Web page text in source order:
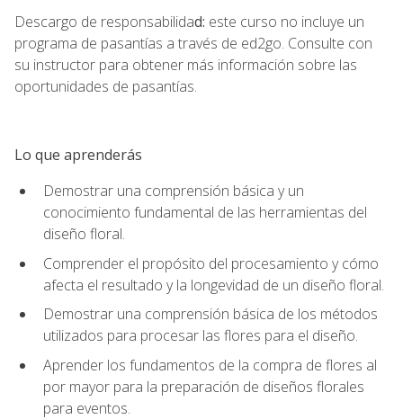
Descargo de responsabilidad: este curso no incluye un
programa de pasantías a través de ed2go. Consulte con
su instructor para obtener más información sobre las
oportunidades de pasantías.
Lo que aprenderás
Demostrar una comprensión básica y un
conocimiento fundamental de las herramientas del
diseño floral.
Comprender el propósito del procesamiento y cómo
afecta el resultado y la longevidad de un diseño floral.
Demostrar una comprensión básica de los métodos
utilizados para procesar las flores para el diseño.
Aprender los fundamentos de la compra de flores al
por mayor para la preparación de diseños florales
para eventos.